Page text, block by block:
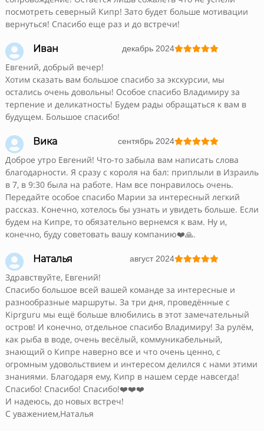
посмотреть северный Кипр! Зато будет больше мотивации
вернуться! Спасибо еще раз и до встречи!
 Иван декабрь 2024
Евгений, добрый вечер!
Хотим сказать вам большое спасибо за экскурсии, мы
остались очень довольны! Особое спасибо Владимиру за
терпение и деликатность! Будем рады обращаться к вам в
будущем. Большое спасибо!
 Вика сентябрь 2024
Доброе утро Евгений! Что-то забыла вам написать слова
благодарности. Я сразу с короля на бал: приплыли в Израиль
в 7, в 9:30 была на работе. Нам все понравилось очень.
Передайте особое спасибо Марии за интересный легкий
рассказ. Конечно, хотелось бы узнать и увидеть больше. Если
будем на Кипре, то обязательно вернемся к вам. Ну и,
конечно, буду советовать вашу компанию❤️🙏.
 Наталья август 2024
Здравствуйте, Евгений!
Спасибо большое всей вашей команде за интересные и
разнообразные маршруты. За три дня, проведённые с
Kiprguru мы ещё больше влюбились в этот замечательный
остров! И конечно, отдельное спасибо Владимиру! За рулём,
как рыба в воде, очень весёлый, коммуникабельный,
знающий о Кипре наверно все и что очень ценно, с
огромным удовольствием и интересом делился с нами этими
знаниями. Благодаря ему, Кипр в нашем серде навсегда!
Спасибо! Спасибо! Спасибо!❤️❤️❤️
И надеюсь, до новых встреч!
С уважением,Наталья